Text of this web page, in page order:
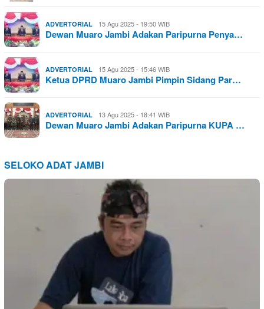
ADVERTORIAL 15 Agu 2025 - 19:50 WIB
Dewan Muaro Jambi Adakan Paripurna Penya…
ADVERTORIAL 15 Agu 2025 - 15:46 WIB
Ketua DPRD Muaro Jambi Pimpin Sidang Par…
ADVERTORIAL 13 Agu 2025 - 18:41 WIB
Dewan Muaro Jambi Adakan Paripurna KUPA …
SELOKO ADAT JAMBI